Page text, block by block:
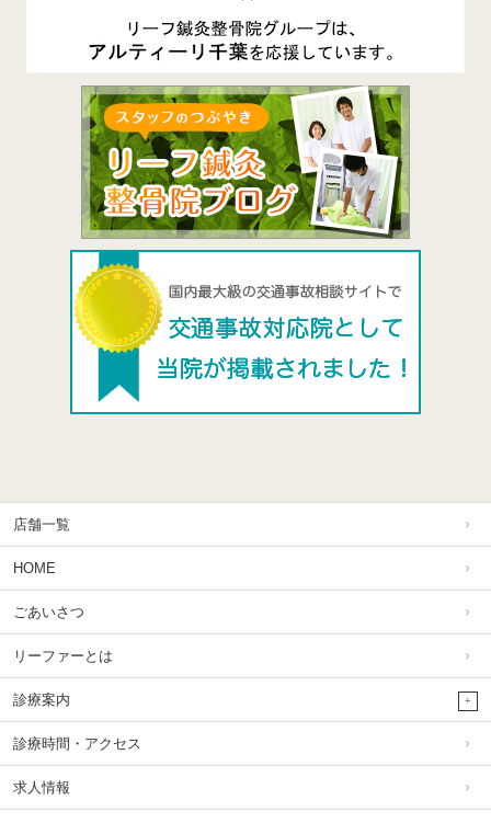
店舗一覧
HOME
ごあいさつ
リーファーとは
診療案内
診療時間・アクセス
求人情報